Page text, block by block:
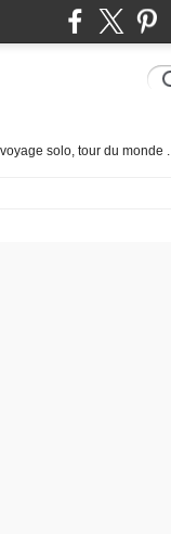
solo, tour du monde .